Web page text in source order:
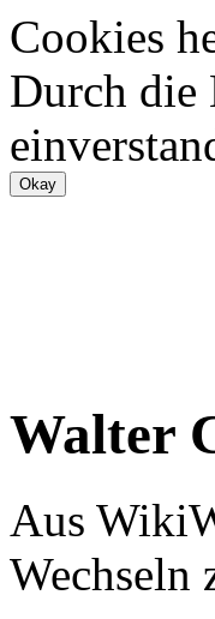
Cookies
Durch die
Walter
Aus
Wechseln